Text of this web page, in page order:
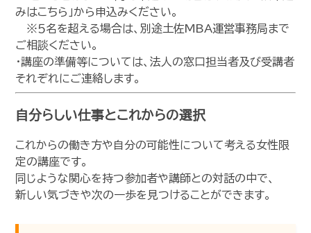
みはこちら」から申込みください。
※５名を超える場合は、別途土佐MBA運営事務局まで
ご相談ください。
・講座の準備等については、法人の窓口担当者及び受講者
それぞれにご連絡します。
自分らしい仕事とこれからの選択
これからの働き方や自分の可能性について考える女性限
定の講座です。
同じような関心を持つ参加者や講師との対話の中で、
新しい気づきや次の一歩を見つけることができます。